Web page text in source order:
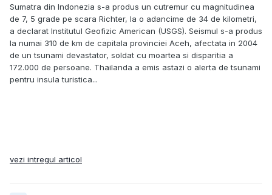
Sumatra din Indonezia s-a produs un cutremur cu magnitudinea
de 7, 5 grade pe scara Richter, la o adancime de 34 de kilometri,
a declarat Institutul Geofizic American (USGS). Seismul s-a produs
la numai 310 de km de capitala provinciei Aceh, afectata in 2004
de un tsunami devastator, soldat cu moartea si disparitia a
172.000 de persoane. Thailanda a emis astazi o alerta de tsunami
pentru insula turistica...
vezi intregul articol